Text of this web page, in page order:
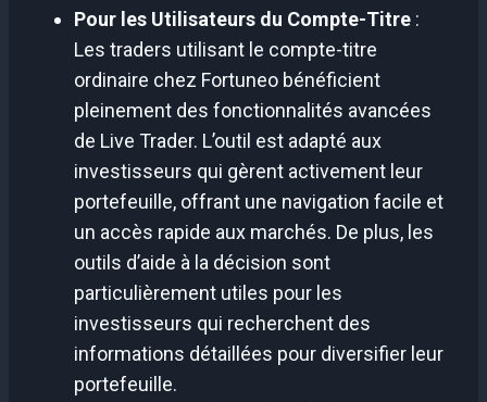
Pour les Utilisateurs du Compte-Titre :
Les traders utilisant le compte-titre
ordinaire chez Fortuneo bénéficient
pleinement des fonctionnalités avancées
de Live Trader. L’outil est adapté aux
investisseurs qui gèrent activement leur
portefeuille, offrant une navigation facile et
un accès rapide aux marchés. De plus, les
outils d’aide à la décision sont
particulièrement utiles pour les
investisseurs qui recherchent des
informations détaillées pour diversifier leur
portefeuille.